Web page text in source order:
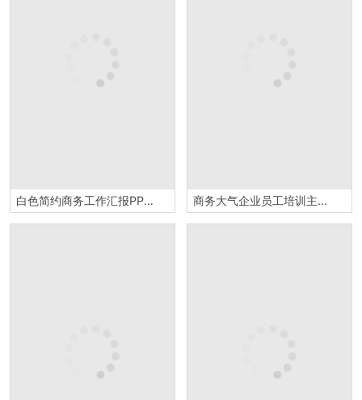
白色简约商务工作汇报PPT模板 商务大气企业员工培训主题PPT模板